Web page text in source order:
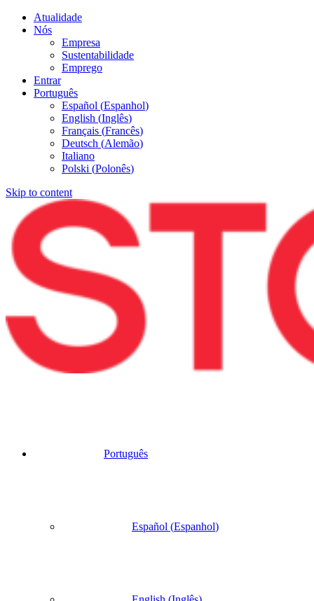
Atualidade
Nós
Empresa
Sustentabilidade
Emprego
Entrar
Português
Español (Espanhol)
English (Inglês)
Français (Francês)
Deutsch (Alemão)
Italiano
Polski (Polonês)
Skip to content
Português
Español (Espanhol)